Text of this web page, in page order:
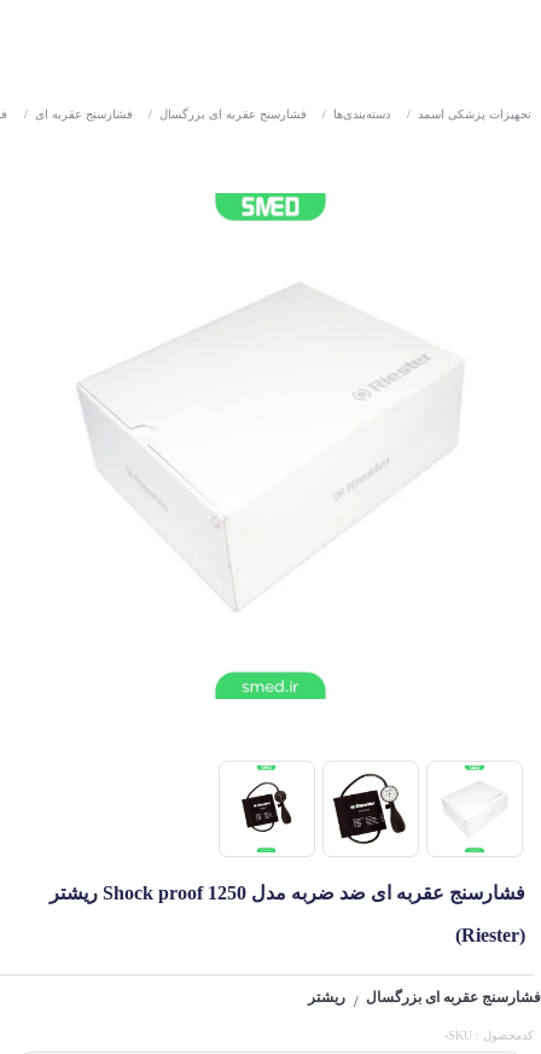
تجهیزات پزشکی اسمد / دسته‌بندی‌ها / فشارسنج عقربه ای بزرگسال / فشارسنج عقربه ای /
فشارسنج عقربه ای ضد ضربه مدل Shock proof 1250 ریشتر
(Riester)
فشارسنج عقربه ای بزرگسال / ریشتر
کدمحصول : SKU-